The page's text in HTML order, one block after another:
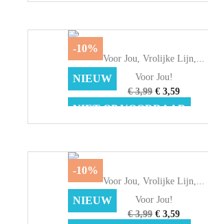
Voor Jou, Vrolijke Lijn,...
Voor Jou!
€ 3,99 € 3,59
-10%
NIEUW
NIET OP VOORRAAD
Voor Jou, Vrolijke Lijn,...
Voor Jou!
€ 3,99 € 3,59
-10%
NIEUW